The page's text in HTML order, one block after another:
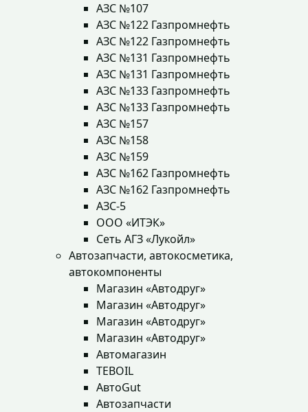
АЗС №107
АЗС №122 Газпромнефть
АЗС №122 Газпромнефть
АЗС №131 Газпромнефть
АЗС №131 Газпромнефть
АЗС №133 Газпромнефть
АЗС №133 Газпромнефть
АЗС №157
АЗС №158
АЗС №159
АЗС №162 Газпромнефть
АЗС №162 Газпромнефть
АЗС-5
ООО «ИТЭК»
Сеть АГЗ «Лукойл»
Автозапчасти, автокосметика,
автокомпоненты
Магазин «Автодруг»
Магазин «Автодруг»
Магазин «Автодруг»
Магазин «Автодруг»
Автомагазин
TEBOIL
АвтоGut
Автозапчасти